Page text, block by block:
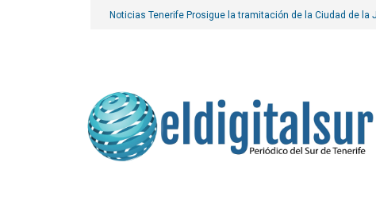
Noticias Tenerife Prosigue la tramitación de la Ciudad de la